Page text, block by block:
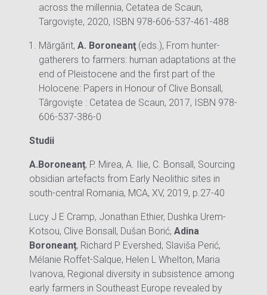
across the millennia, Cetatea de Scaun,
Targoviște, 2020, ISBN 978-606-537-461-488
Mărgărit,A. Boroneanţ (eds.), From hunter-
gatherers to farmers: human adaptations at the
end of Pleistocene and the first part of the
Holocene: Papers in Honour of Clive Bonsall,
Târgovişte : Cetatea de Scaun, 2017, ISBN 978-
606-537-386-0
Studii
A.Boroneanț, P. Mirea, A. Ilie, C. Bonsall, Sourcing
obsidian artefacts from Early Neolithic sites in
south-central Romania, MCA, XV, 2019, p.27-40
Lucy J E Cramp, Jonathan Ethier, Dushka Urem-
Kotsou, Clive Bonsall, Dušan Borić,Adina
Boroneanț, Richard P Evershed, Slaviša Perić,
Mélanie Roffet-Salque, Helen L Whelton, Maria
Ivanova, Regional diversity in subsistence among
early farmers in Southeast Europe revealed by